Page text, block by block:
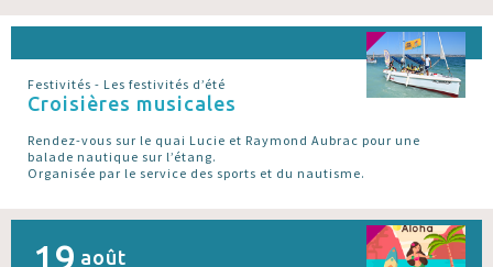
Festivités - Les festivités d’été
Croisières musicales
Rendez-vous sur le quai Lucie et Raymond Aubrac pour une
balade nautique sur l’étang.
Organisée par le service des sports et du nautisme.
19 août